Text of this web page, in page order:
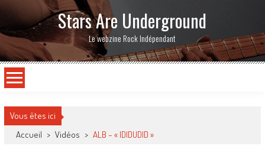
Stars Are Underground
Le webzine Rock Indépendant
Vous êtes ici
Accueil > Vidéos > ALB – « IDIDUDID »